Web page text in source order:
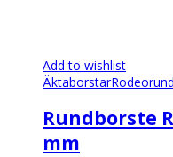
Add to wishlist
ÄktaborstarRodeo
Rundborste
mm